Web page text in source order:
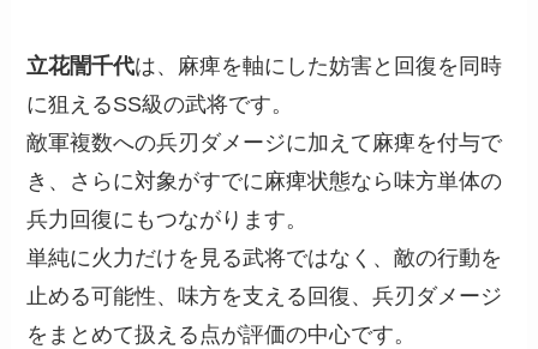
立花誾千代は、麻痺を軸にした妨害と回復を同時
に狙えるSS級の武将です。
敵軍複数への兵刃ダメージに加えて麻痺を付与で
き、さらに対象がすでに麻痺状態なら味方単体の
兵力回復にもつながります。
単純に火力だけを見る武将ではなく、敵の行動を
止める可能性、味方を支える回復、兵刃ダメージ
をまとめて扱える点が評価の中心です。